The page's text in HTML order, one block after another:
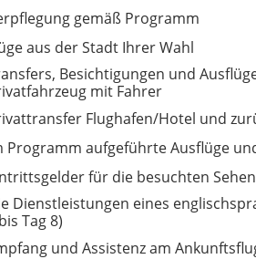
gemäß Programm
aus der Stadt Ihrer Wahl
Besichtigungen und
mit Fahrer
Flughafen/Hotel und
Programm aufgeführteAusflüge
für die besuchten
Dienstleistungen eines
Tag 8)
und Assistenz am